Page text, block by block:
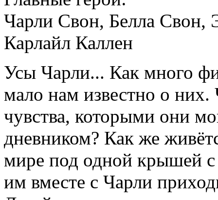
Чарли Свон, Белла Свон,
Карлайл Каллен
Усы Чарли... Как много
мало нам известно о них.
чувства, которыми они
дневником? Как же
мире под одной крышей
им вместе с Чарли